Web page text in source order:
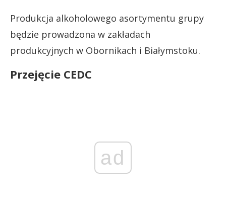
Produkcja alkoholowego asortymentu grupy
będzie prowadzona w zakładach
produkcyjnych w Obornikach i Białymstoku.
Przejęcie CEDC
ad